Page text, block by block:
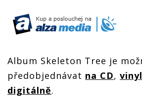
Album Skeleton Tree je
předobjednávat na CD,
digitálně.